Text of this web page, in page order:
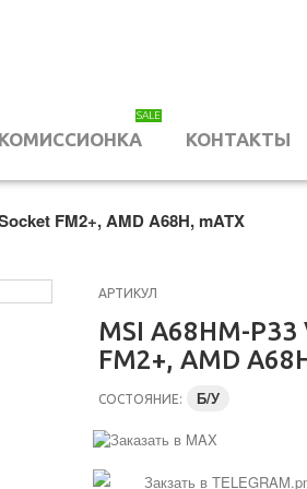
КОМИССИОНКА
SALE
КОНТАКТЫ
FM2+, AMD A68H, mATX
АРТИКУЛ
MSI A68HM-P33
FM2+, AMD
СОСТОЯНИЕ: Б/У